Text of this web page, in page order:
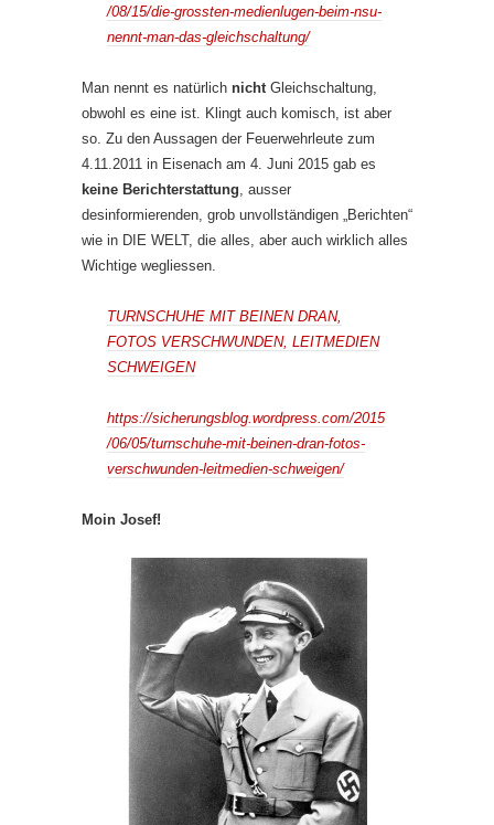
/08/15/die-grossten-medienlugen-beim-nsu-
nennt-man-das-gleichschaltung/
Man nennt es natürlich nicht Gleichschaltung,
obwohl es eine ist. Klingt auch komisch, ist aber
so. Zu den Aussagen der Feuerwehrleute zum
4.11.2011 in Eisenach am 4. Juni 2015 gab es
keine Berichterstattung , ausser
desinformierenden, grob unvollständigen „Berichten“
wie in DIE WELT, die alles, aber auch wirklich alles
Wichtige wegliessen.
TURNSCHUHE MIT BEINEN DRAN,
FOTOS VERSCHWUNDEN, LEITMEDIEN
SCHWEIGEN
https://sicherungsblog.wordpress.com/2015
/06/05/turnschuhe-mit-beinen-dran-fotos-
verschwunden-leitmedien-schweigen/
Moin Josef!